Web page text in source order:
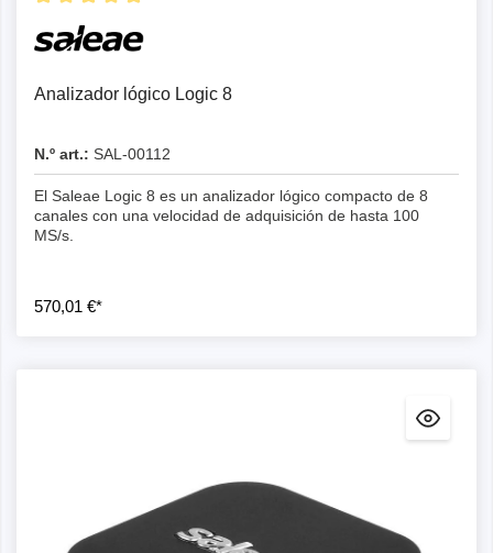
Analizador lógico Logic 8
N.º art.: SAL-00112
El Saleae Logic 8 es un analizador lógico compacto de 8
canales con una velocidad de adquisición de hasta 100
MS/s.
570,01 €*